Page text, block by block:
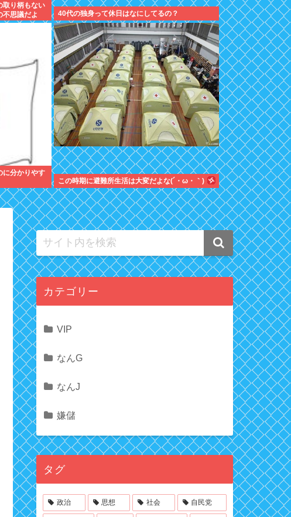
取り柄もない
不思議だよ
40代の独身って休日はなにしてるの？
に分かりやす
この時期に避難所生活は大変だよな(´・ω・｀)
カテゴリー
VIP
なんG
なんJ
嫌儲
タグ
政治 思想 社会 自民党